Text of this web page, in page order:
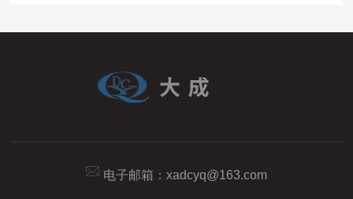
电子邮箱： xadcyq@163.com